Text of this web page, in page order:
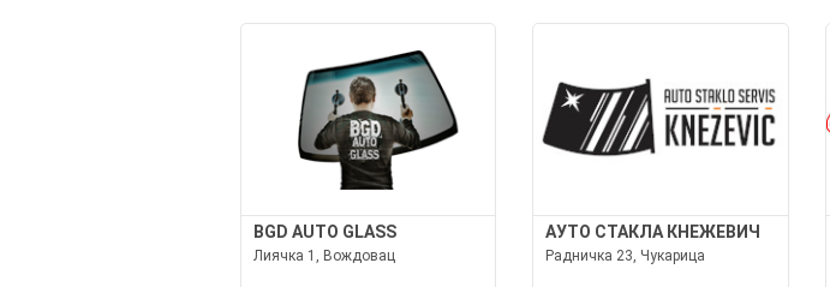
BGD AUTO GLASS
Лиячка 1, Вождовац
АУТО СТАКЛА КНЕЖЕВИЧ
Радничка 23, Чукарица